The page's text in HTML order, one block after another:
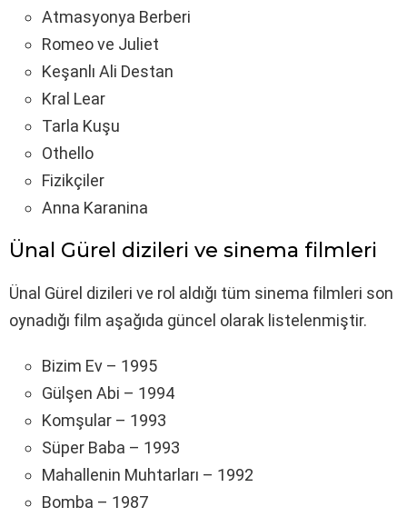
Atmasyonya Berberi
Romeo ve Juliet
Keşanlı Ali Destan
Kral Lear
Tarla Kuşu
Othello
Fizikçiler
Anna Karanina
Ünal Gürel dizileri ve sinema filmleri
Ünal Gürel dizileri ve rol aldığı tüm sinema filmleri son
oynadığı film aşağıda güncel olarak listelenmiştir.
Bizim Ev – 1995
Gülşen Abi – 1994
Komşular – 1993
Süper Baba – 1993
Mahallenin Muhtarları – 1992
Bomba – 1987